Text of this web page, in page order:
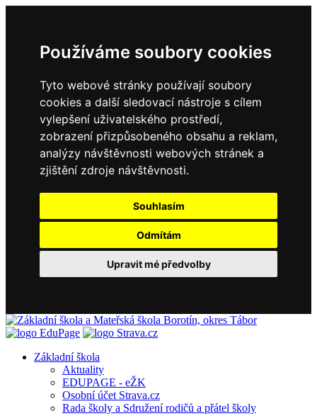
Používáme soubory cookies
Tyto webové stránky používají soubory
cookies a další sledovací nástroje s cílem
vylepšení uživatelského prostředí,
zobrazení přizpůsobeného obsahu a reklam,
analýzy návštěvnosti webových stránek a
zjištění zdroje návštěvnosti.
Souhlasím
Odmítám
Upravit mé předvolby
Základní škola
Aktuality
EDUPAGE - eŽK
Osobní účet Strava.cz
Rada školy a Sdružení rodičů a přátel školy